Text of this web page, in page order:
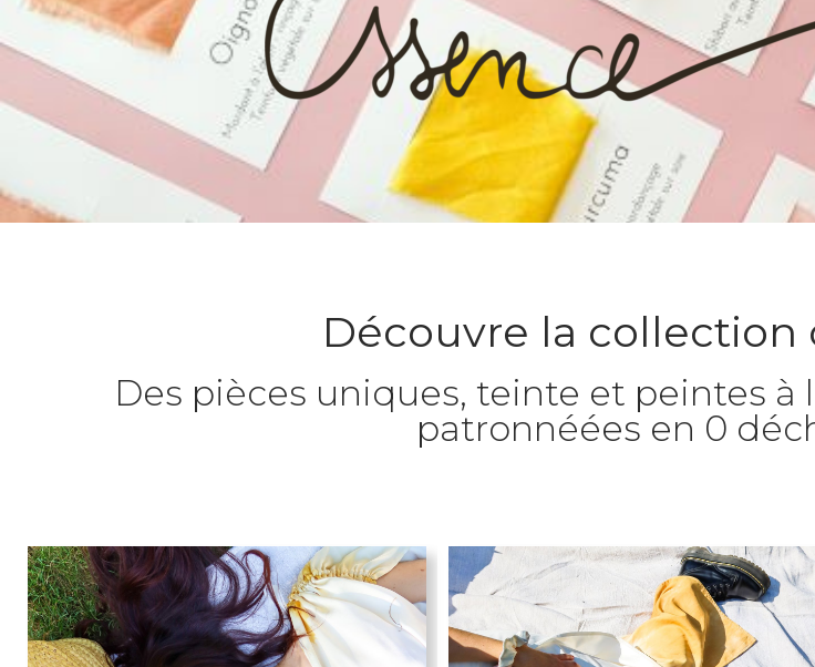
Découvre la collection
Des pièces uniques, teinte et peintes à
patronnéées en 0